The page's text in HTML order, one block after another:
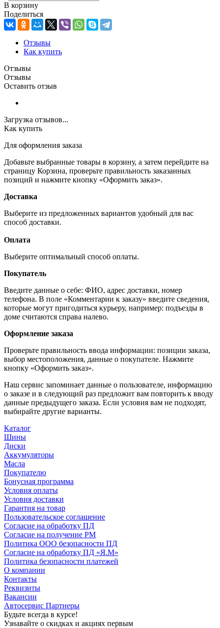
В корзину
Поделиться
Отзывы
Как купить
Отзывы
Отзывы
Оставить отзыв
Загрузка отзывов...
Как купить
Для оформления заказа
Добавьте выбранные товары в корзину, а затем перейдите на
страницу Корзина, проверьте правильность заказанных
позиций и нажмите кнопку «Оформить заказ».
Доставка
Выберите из предложенных вариантов удобный для вас
способ доставки.
Оплата
Выберите оптимальный способ оплаты.
Покупатель
Введите данные о себе: ФИО, адрес доставки, номер
телефона. В поле «Комментарии к заказу» введите сведения,
которые могут пригодиться курьеру, например: подъезды в
доме считаются справа налево.
Оформление заказа
Проверьте правильность ввода информации: позиции заказа,
выбор местоположения, данные о покупателе. Нажмите
кнопку «Оформить заказ».
Наш сервис запоминает данные о пользователе, информацию
о заказе и в следующий раз предложит вам повторить к вводу
данные предыдущего заказа. Если условия вам не подходят,
выбирайте другие варианты.
Каталог
Шины
Диски
Аккумуляторы
Масла
Покупателю
Бонусная программа
Условия оплаты
Условия доставки
Гарантия на товар
Пользовательское соглашение
Согласие на обработку ПД
Согласие на получение РМ
Политика ООО безопасности ПД
Согласие на обработку ПД «Я.М»
Политика безопасности платежей
О компании
Контакты
Реквизиты
Вакансии
Автосервис Партнеры
Будьте всегда в курсе!
Узнавайте о скидках и акциях первым